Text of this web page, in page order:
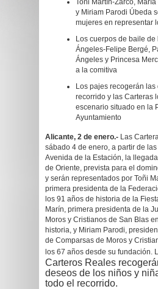
Toñi Martín-Zarco, María
y Miriam Parodi Úbeda
mujeres en representar
Los cuerpos de baile
Ángeles-Felipe Bergé,
Ángeles y Princesa
a la comitiva
Los pajes recogerán las
recorrido y las Carteras
escenario situado en la
Ayuntamiento
Alicante, 2 de enero.- Las
sábado 4 de enero, a partir de
Avenida de la Estación, la
de Oriente, prevista para el
y serán representados por Toñi
primera presidenta de la
los 91 años de historia de la
Marín, primera presidenta de la
Moros y Cristianos de San Blas
historia, y Miriam Parodi,
de Comparsas de Moros y
los 67 años desde su fundación. L
Carteros Reales
deseos de los niños y
todo el recorrido.